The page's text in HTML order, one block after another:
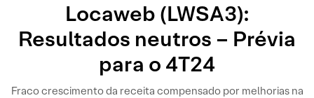
Locaweb (LWSA3):
Resultados neutros – Prévia
para o 4T24
Fraco crescimento da receita compensado por melhorias na